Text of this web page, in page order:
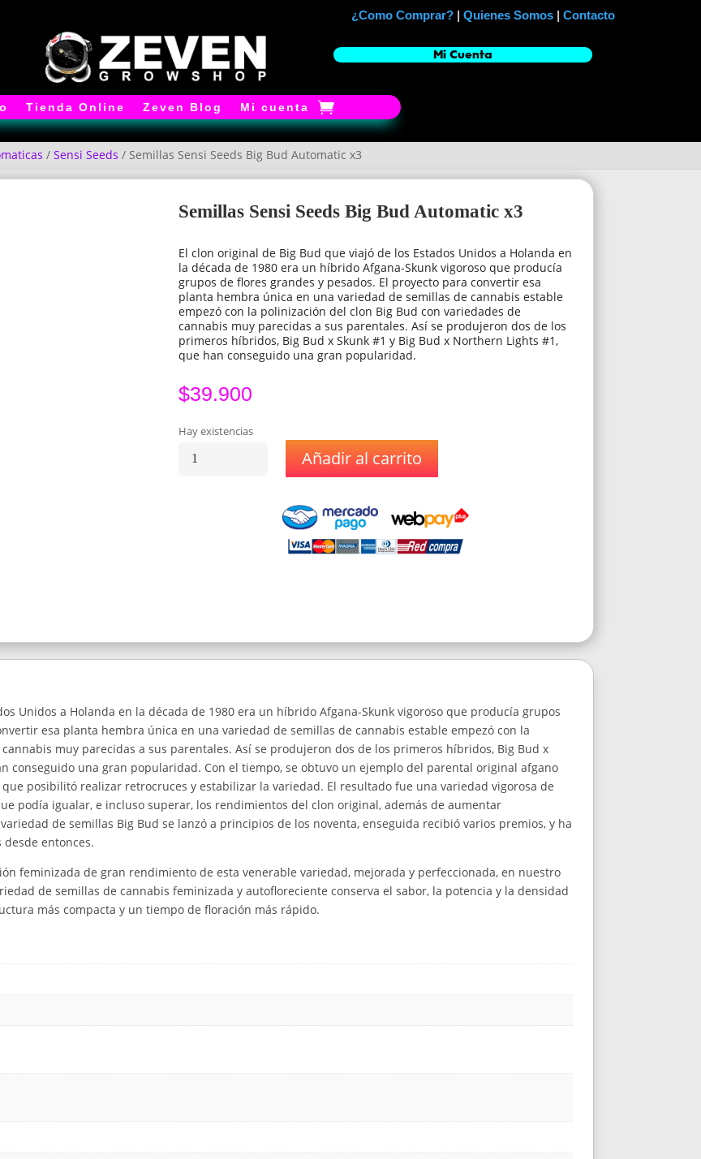
¿Como Comprar? |Quienes Somos |Contacto
Mi Cuenta
Tienda Online Zeven Blog Mi cuenta
/ Sensi Seeds / Semillas Sensi Seeds Big Bud Automatic x3
Semillas Sensi Seeds Big Bud Automatic x3
El clon original de Big Bud que viajó de los Estados Unidos a Holanda en
la década de 1980 era un híbrido Afgana-Skunk vigoroso que producía
grupos de flores grandes y pesados. El proyecto para convertir esa
planta hembra única en una variedad de semillas de cannabis estable
empezó con la polinización del clon Big Bud con variedades de
cannabis muy parecidas a sus parentales. Así se produjeron dos de los
primeros híbridos, Big Bud x Skunk #1 y Big Bud x Northern Lights #1,
que han conseguido una gran popularidad.
$39.900
Hay existencias
Semillas
Añadir al carrito
Unidos a Holanda en la década de 1980 era un híbrido Afgana-Skunk vigoroso que producía grupos
esa planta hembra única en una variedad de semillas de cannabis estable empezó con la
muy parecidas a sus parentales. Así se produjeron dos de los primeros híbridos, Big Bud x
conseguido una gran popularidad. Con el tiempo, se obtuvo un ejemplo del parental original afgano
posibilitó realizar retrocruces y estabilizar la variedad. El resultado fue una variedad vigorosa de
podía igualar, e incluso superar, los rendimientos del clon original, además de aumentar
de semillas Big Bud se lanzó a principios de los noventa, enseguida recibió varios premios, y ha
entonces.
feminizada de gran rendimiento de esta venerable variedad, mejorada y perfeccionada, en nuestro
de semillas de cannabis feminizada y autofloreciente conserva el sabor, la potencia y la densidad
más compacta y un tiempo de floración más rápido.